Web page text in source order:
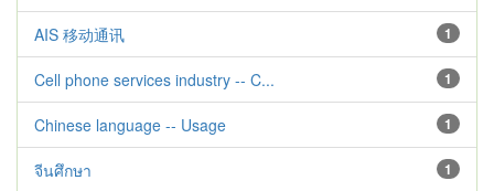
1
AIS 移动通讯
1
Cell phone services industry -- C...
1
Chinese language -- Usage
1
จีนศึกษา